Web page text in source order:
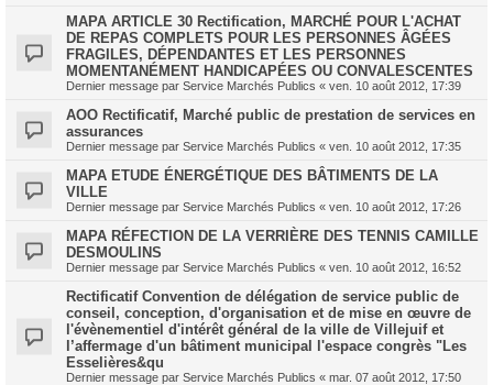
MAPA ARTICLE 30 Rectification, MARCHÉ POUR L'ACHAT
DE REPAS COMPLETS POUR LES PERSONNES ÂGÉES
FRAGILES, DÉPENDANTES ET LES PERSONNES
MOMENTANÉMENT HANDICAPÉES OU CONVALESCENTES
Dernier message par Service Marchés Publics « ven. 10 août 2012, 17:39
AOO Rectificatif, Marché public de prestation de services en
assurances
Dernier message par Service Marchés Publics « ven. 10 août 2012, 17:35
MAPA ETUDE ÉNERGÉTIQUE DES BÂTIMENTS DE LA
VILLE
Dernier message par Service Marchés Publics « ven. 10 août 2012, 17:26
MAPA RÉFECTION DE LA VERRIÈRE DES TENNIS CAMILLE
DESMOULINS
Dernier message par Service Marchés Publics « ven. 10 août 2012, 16:52
Rectificatif Convention de délégation de service public de
conseil, conception, d'organisation et de mise en œuvre de
l'évènementiel d'intérêt général de la ville de Villejuif et
l’affermage d'un bâtiment municipal l'espace congrès "Les
Esselières&qu
Dernier message par Service Marchés Publics « mar. 07 août 2012, 17:50